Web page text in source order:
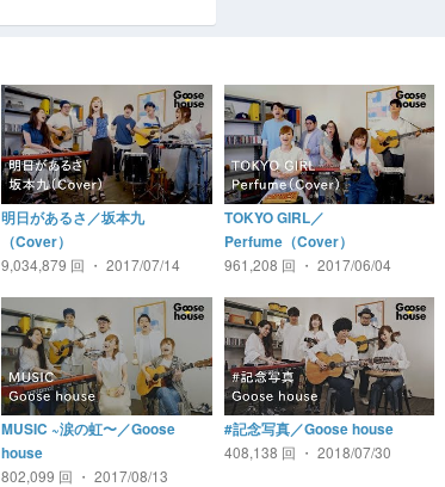
明日があるさ／坂本九
（Cover）
9,034,879 回 ・ 2017/07/14
TOKYO GIRL／
Perfume（Cover）
961,208 回 ・ 2017/06/04
MUSIC ~涙の虹〜／Goose
house
802,099 回 ・ 2017/08/13
#記念写真／Goose house
408,138 回 ・ 2018/07/30